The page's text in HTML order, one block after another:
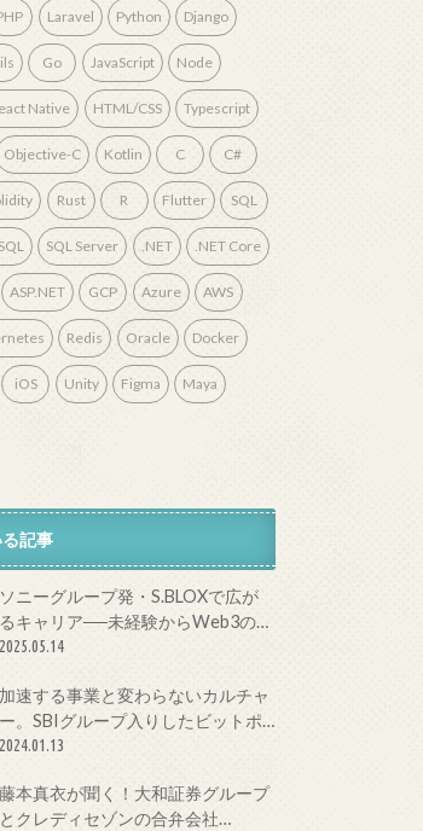
Laravel Python Django
Go JavaScript Node
Native HTML/CSS Typescript
Objective-C Kotlin C C#
Rust R Flutter SQL
SQL Server .NET .NET Core
ASP.NET GCP Azure AWS
Redis Oracle Docker
iOS Unity Figma Maya
記事
ソニーグループ発・S.BLOXで広が
るキャリア──未経験からWeb3の最
前線へ
2025.05.14
加速する事業と変わらないカルチャ
ー。SBIグループ入りしたビットポ
イントジャパンの今をCTOに聞いて
2024.01.13
藤本真衣が聞く！大和証券グループ
とクレディセゾンの合弁会社